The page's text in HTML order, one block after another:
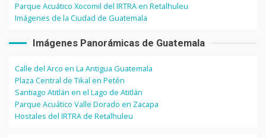
Parque Acuático Xocomil del IRTRA en Retalhuleu
Imágenes de la Ciudad de Guatemala
Imágenes Panorámicas de Guatemala
Calle del Arco en La Antigua Guatemala
Plaza Central de Tikal en Petén
Santiago Atitlán en el Lago de Atitlán
Parque Acuático Valle Dorado en Zacapa
Hostales del IRTRA de Retalhuleu